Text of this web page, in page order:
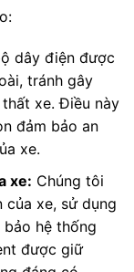
dây điện được
tránh gây
xe. Điều này
đảm bảo an
xe.
xe: Chúng tôi
xe, sử dụng
hệ thống
được giữ